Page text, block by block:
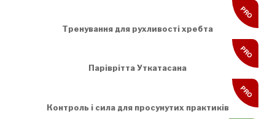
Тренування для рухливості хребта
PRO
Паріврітта Уткатасана
PRO
Контроль і сила для просунутих практиків
PRO